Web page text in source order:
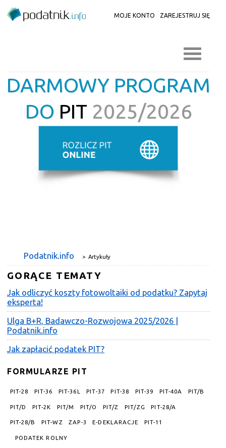
MOJE KONTO ZAREJESTRUJ SIĘ
DARMOWY PROGRAM
DO PIT 2025/2026
Podatnik.info > Artykuły
GORĄCE TEMATY
Jak odliczyć koszty fotowoltaiki od podatku? Zapytaj
eksperta!
Ulga B+R, Badawczo-Rozwojowa 2025/2026 |
Podatnik.info
Jak zapłacić podatek PIT?
FORMULARZE PIT
PIT-28 PIT-36 PIT-36L PIT-37 PIT-38 PIT-39 PIT-40A PIT/B
PIT/D PIT-2K PIT/M PIT/O PIT/Z PIT/ZG PIT-28/A
PIT-28/B PIT-WZ ZAP-3 E-DEKLARACJE PIT-11
PODATEK ROLNY